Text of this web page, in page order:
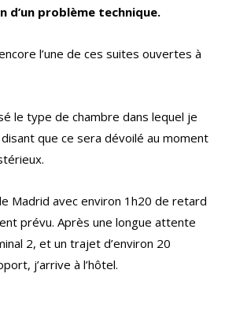
d’un problème technique.
l’une de ces suites ouvertes à
le type de chambre dans lequel je
que ce sera dévoilé au moment
Madrid avec environ 1h20 de retard
prévu. Après une longue attente
2, et un trajet d’environ 20
j’arrive à l’hôtel.